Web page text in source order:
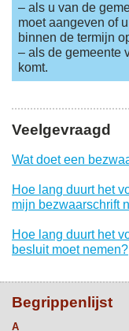
– als u van de
moet aangeven of
binnen de termijn
– als de gemeente
komt.
Veelgevraagd
Wat doet een
Hoe lang duurt het
mijn bezwaarschrift
Hoe lang duurt het
besluit moet nemen?
Begrippenlijst
A